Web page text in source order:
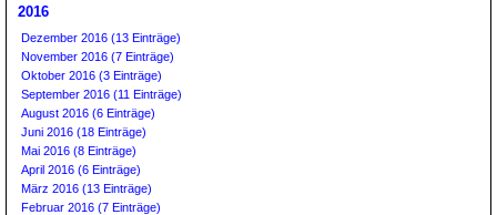
2016
Dezember 2016 (13 Einträge)
November 2016 (7 Einträge)
Oktober 2016 (3 Einträge)
September 2016 (11 Einträge)
August 2016 (6 Einträge)
Juni 2016 (18 Einträge)
Mai 2016 (8 Einträge)
April 2016 (6 Einträge)
März 2016 (13 Einträge)
Februar 2016 (7 Einträge)